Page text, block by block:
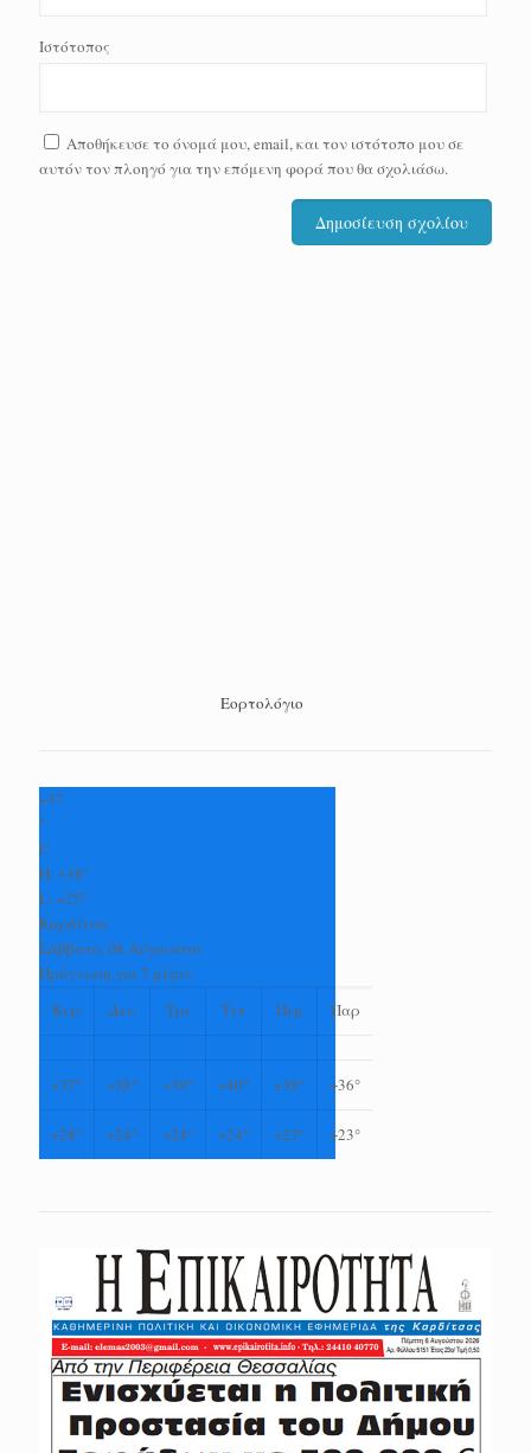
Ιστότοπος
Αποθήκευσε το όνομά μου, email, και τον ιστότοπο μου σε
αυτόν τον πλοηγό για την επόμενη φορά που θα σχολιάσω.
Εορτολόγιο
+37
°
C
H: +38°
L: +25°
Καρδίτσα
Σάββατο, 08 Αύγουστος
Πρόγνωση για 7 μέρες
Κυρ
Δευ Τρι Τετ Πεμ Παρ
+37° +38° +39° +40° +38° +36°
+28° +24° +24° +24° +23° +23°